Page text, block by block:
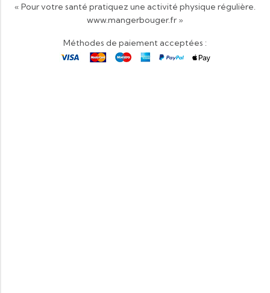
« Pour votre santé pratiquez une activité physique régulière.
www.mangerbouger.fr »
Méthodes de paiement acceptées :